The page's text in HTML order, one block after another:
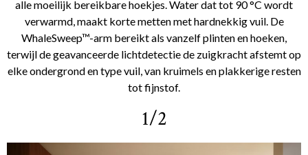
alle moeilijk bereikbare hoekjes. Water dat tot 90 °C wordt
verwarmd, maakt korte metten met hardnekkig vuil. De
WhaleSweep™-arm bereikt als vanzelf plinten en hoeken,
terwijl de geavanceerde lichtdetectie de zuigkracht afstemt op
elke ondergrond en type vuil, van kruimels en plakkerige resten
tot fijnstof.
1/2